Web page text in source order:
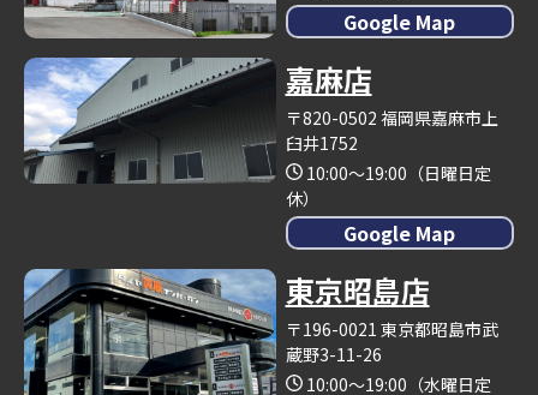
Google Map
嘉麻店
〒820-0502 福岡県嘉麻市上
臼井1752
10:00～19:00（日曜日定
休）
Google Map
東京昭島店
〒196-0021 東京都昭島市武
蔵野3-11-26
10:00～19:00（水曜日定